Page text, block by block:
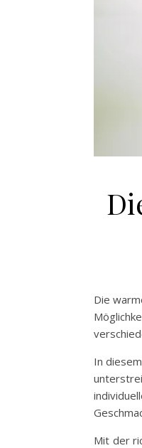
Die
In
Mit der